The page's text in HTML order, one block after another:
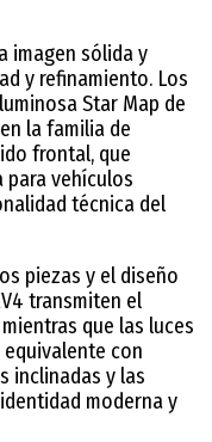
imagen sólida y
y refinamiento. Los
Star Map de
la familia de
frontal, que
para vehículos
técnica del
piezas y el diseño
transmiten el
que las luces
equivalente con
inclinadas y las
moderna y